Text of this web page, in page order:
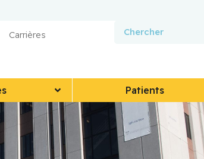
Carrières
Patients